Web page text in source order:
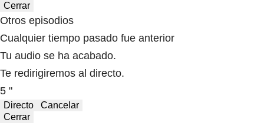
Cerrar
Otros episodios
Cualquier tiempo pasado fue anterior
Tu audio se ha acabado.
Te redirigiremos al directo.
5 "
Directo
Cancelar
Cerrar